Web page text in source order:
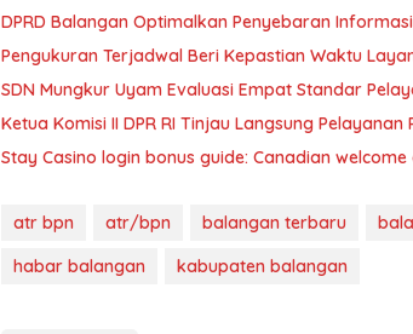
DPRD Balangan Optimalkan Penyebaran
Pengukuran Terjadwal Beri Kepastian Waktu
SDN Mungkur Uyam Evaluasi Empat Standar
Ketua Komisi II DPR RI Tinjau Langsung
Stay Casino login bonus guide: Canadian
atr bpn atr/bpn balangan terbaru
habar balangan
kabupaten balangan